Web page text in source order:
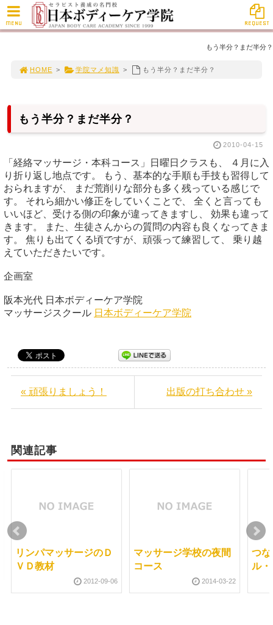
もう半分？まだ半分？
HOME > 学院マメ知識 > もう半分？まだ半分？
もう半分？まだ半分？
2010-04-15
「経絡マッサージ・本科コース」日曜日クラスも、 ４月に入
り折り返し地点です。 もう、基本的な手順も手技も習得して
おられますが、 まだ荒削りな部分も多く残っている感じで
す。 それら細かい修正をしていくことで、 全くと言っても
いいほど、受ける側の印象が違ってきますし、 効果も違って
きます。 また、生徒さんからの質問の内容も良くなってきま
す。 焦りも出てくる頃ですが、頑張って練習して、 乗り越
えていただきたいです。
企画室
阪本光代 日本ボディーケア学院
マッサージスクール 日本ボディーケア学院
« 頑張りましょう！ 出版の打ち合わせ »
関連記事
リンパマッサージのＤ
ＶＤ教材
2012-09-06
マッサージ学校の夜間
コース
2014-03-22
つ
ル
MENU REQUEST